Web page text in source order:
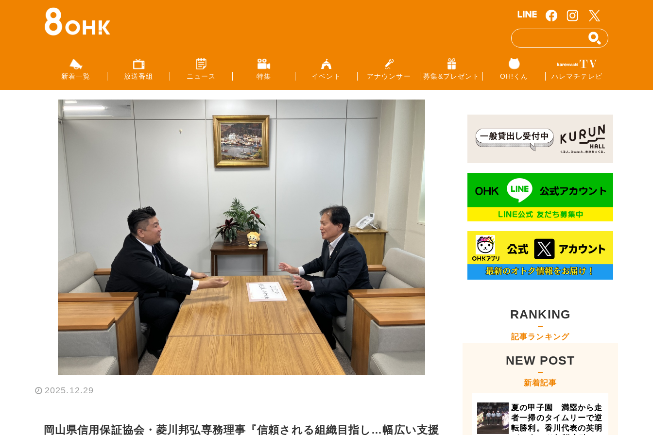
新着一覧 放送番組 ニュース 特集 イベント アナウンサー 募集&プレゼント OH!くん ハレマチテレビ
2025.12.29
岡山県信用保証協会・菱川邦弘専務理事『信頼される組織目指し…幅広い支援
RANKING
記事ランキング
NEW POST
新着記事
夏の甲子園 満塁から走
者一掃のタイムリーで逆
転勝利。香川代表の英明